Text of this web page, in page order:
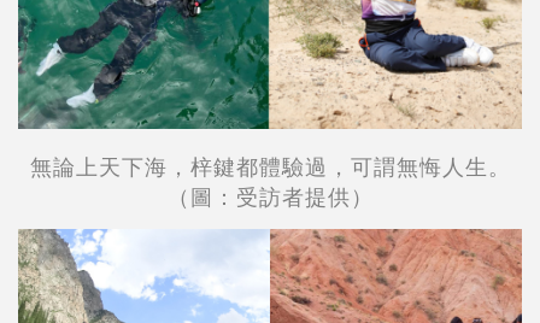
無論上天下海，梓鍵都體驗過，可謂無悔人生。
（圖：受訪者提供）